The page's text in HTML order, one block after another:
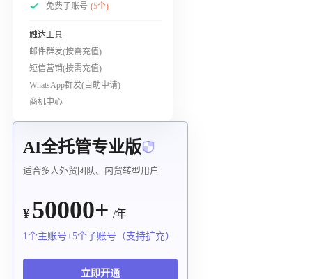
免费子账号 (5个)
触达工具
邮件群发(按需充值)
短信营销(按需充值)
WhatsApp群发(自助申请)
商机中心
AI全托管专业版
适合多人外贸团队、内贸转型用户
¥ 50000+ /年
1个主账号+5个子账号（支持扩充）
立即开通